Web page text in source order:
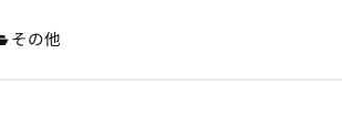
その他